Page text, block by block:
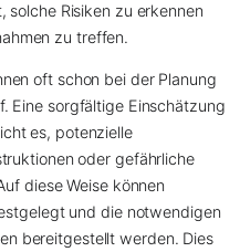
solche Risiken zu erkennen
zu treffen.
oft schon bei der Planung
Eine sorgfältige Einschätzung
es, potenzielle
oder gefährliche
diese Weise können
und die notwendigen
bereitgestellt werden. Dies